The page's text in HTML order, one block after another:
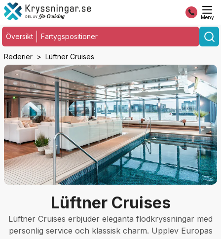
Meny
Översikt Fartygspositioner
Rederier Lüftner Cruises
Lüftner Cruises
Lüftner Cruises erbjuder eleganta flodkryssningar med
personlig service och klassisk charm. Upplev Europas